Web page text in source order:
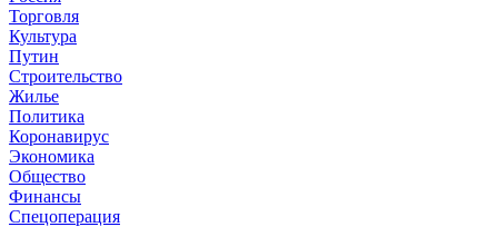
Торговля
Культура
Путин
Строительство
Жилье
Политика
Коронавирус
Экономика
Общество
Финансы
Спецоперация